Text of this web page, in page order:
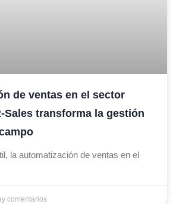
de ventas en el sector
Sales transforma la gestión
la automatización de ventas en el
comentarios